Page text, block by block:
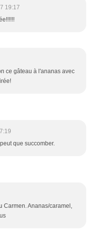
19:17
ce gâteau à l'ananas avec
que succomber.
Carmen. Ananas/caramel,